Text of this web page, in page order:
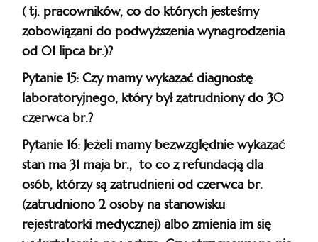
( tj. pracowników, co do których jesteśmy
zobowiązani do podwyższenia wynagrodzenia
od 01 lipca br.)?
Pytanie 15: Czy mamy wykazać diagnostę
laboratoryjnego, który był zatrudniony do 30
czerwca br.?
Pytanie 16: Jeżeli mamy bezwzględnie wykazać
stan ma 31 maja br., to co z refundacją dla
osób, którzy są zatrudnieni od czerwca br.
(zatrudniono 2 osoby na stanowisku
rejestratorki medycznej) albo zmienia im się